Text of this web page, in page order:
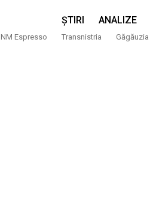
ȘTIRI ANALIZE
NM Espresso Transnistria Găgăuzia